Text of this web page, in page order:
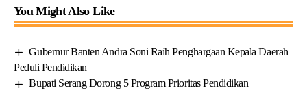
You Might Also Like
Gubernur Banten Andra Soni Raih Penghargaan Kepala Daerah
Peduli Pendidikan
Bupati Serang Dorong 5 Program Prioritas Pendidikan